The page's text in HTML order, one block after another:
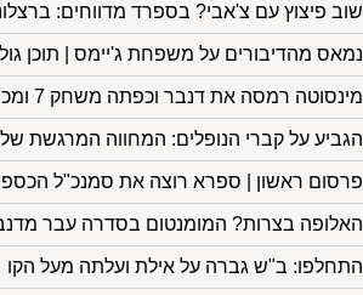
שוב פיצוץ עם צ'אבי? בספרד מדווחים:
נמאס מהדיבורים על משפחת ג'יימס | תוכן
מינסוטה רמסה את דנבר וכפתה משחק 7 ומכריע
הגביע על קברי הנופלים: המחווה המרגשת של
פרסום ראשון | ספרא רוצה את סמנכ"ל
האלופה בצרות? המומנטום בסדרה עבר
התחלפו: ב"ש גברה על אילת ועלתה מעל הקו